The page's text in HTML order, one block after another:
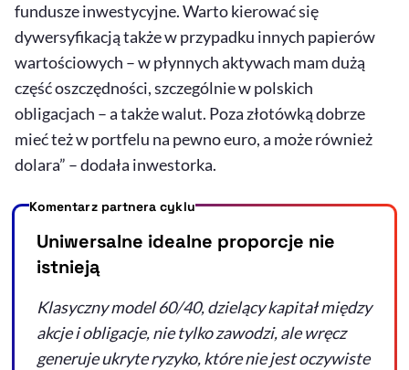
fundusze inwestycyjne. Warto kierować się
dywersyfikacją także w przypadku innych papierów
wartościowych – w płynnych aktywach mam dużą
część oszczędności, szczególnie w polskich
obligacjach – a także walut. Poza złotówką dobrze
mieć też w portfelu na pewno euro, a może również
dolara” – dodała inwestorka.
Komentarz partnera cyklu
Uniwersalne idealne proporcje nie
istnieją
Klasyczny model 60/40, dzielący kapitał między
akcje i obligacje, nie tylko zawodzi, ale wręcz
generuje ukryte ryzyko, które nie jest oczywiste